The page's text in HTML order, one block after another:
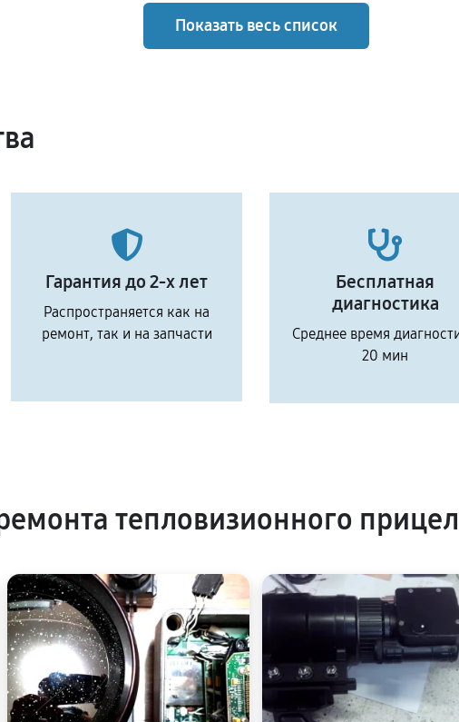
Показать весь список
Гарантия до 2-х лет
Распространяется как на
ремонт, так и на запчасти
Бесплатная
диагностика
Среднее время
20 мин
тепловизионного